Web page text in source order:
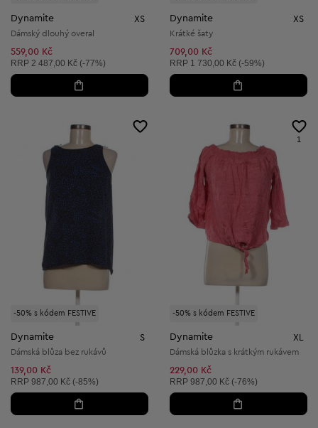
Dynamite XS
Dámský dlouhý overal
559,00 Kč
Doporučená cena:
RRP 2 487,00 Kč (-77%)
Dynamite XS
Krátké šaty
709,00 Kč
Doporučená cena:
RRP 1 730,00 Kč (-59%)
-50% s kódem FESTIVE
Dynamite S
Dámská blůza bez rukávů
139,00 Kč
Doporučená cena:
RRP 987,00 Kč (-85%)
-50% s kódem FESTIVE
1
Dynamite XL
Dámská blůzka s krátkým rukávem
229,00 Kč
Doporučená cena:
RRP 987,00 Kč (-76%)